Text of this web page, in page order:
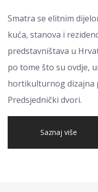
Smatra se elitnim
kuća, stanova i
predstavništava u
po tome što su ovdje,
hortikulturnog dizajna
Predsjednički dvori.
Saznaj više